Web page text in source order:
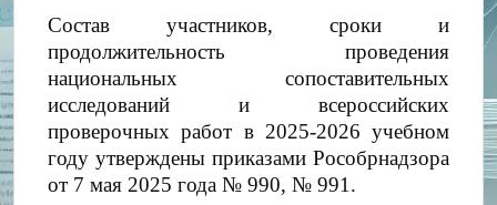
Состав участников, сроки и
продолжительность проведения
национальных сопоставительных
исследований и всероссийских
проверочных работ в 2025-2026 учебном
году утверждены приказами Рособрнадзора
от 7 мая 2025 года № 990, № 991.